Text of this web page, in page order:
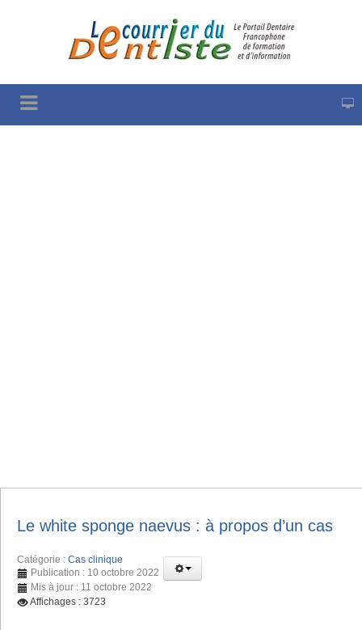
Le white sponge naevus : à propos d’un cas
Catégorie : Cas clinique
Publication : 10 octobre 2022
Mis à jour : 11 octobre 2022
Affichages : 3723